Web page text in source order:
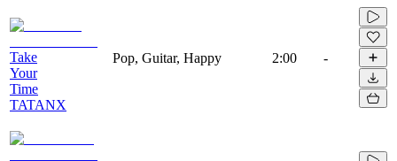
Take
Your
Time
TATANX
Pop, Guitar, Happy 2:00 -